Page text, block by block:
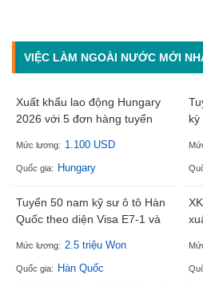
VIỆC LÀM NGOÀI NƯỚC MỚI
Xuất khẩu lao động Hungary
2026 với 5 đơn hàng tuyển
Mức lương: 1.100 USD
Quốc gia: Hungary
Tuyển 50 nam kỹ sư ô tô Hàn
Quốc theo diện Visa E7-1 và
Mức lương: 2.5 triệu Won
Quốc gia: Hàn Quốc
kỳ